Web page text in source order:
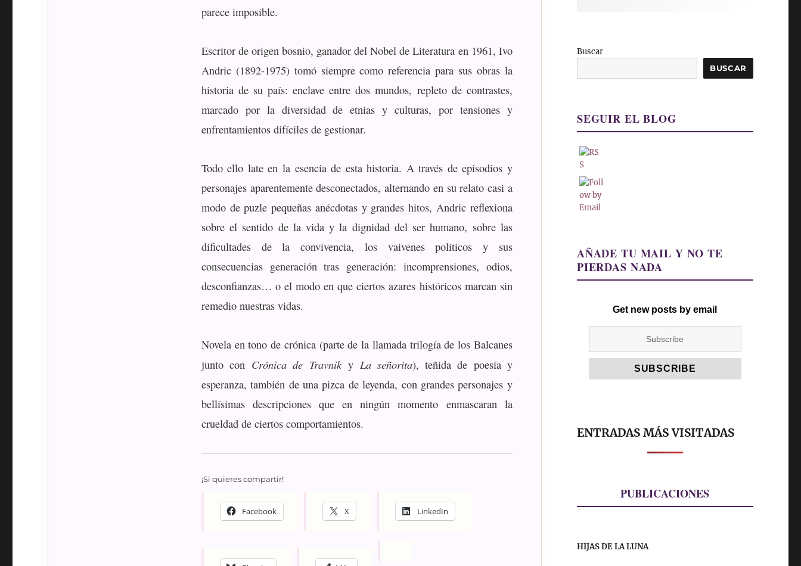
parece imposible.
Escritor de origen bosnio, ganador del Nobel de Literatura en 1961, Ivo
Andric (1892-1975) tomó siempre como referencia para sus obras la
historia de su país: enclave entre dos mundos, repleto de contrastes,
marcado por la diversidad de etnias y culturas, por tensiones y
enfrentamientos difíciles de gestionar.
Todo ello late en la esencia de esta historia. A través de episodios y
personajes aparentemente desconectados, alternando en su relato casi a
modo de puzle pequeñas anécdotas y grandes hitos, Andric reflexiona
sobre el sentido de la vida y la dignidad del ser humano, sobre las
dificultades de la convivencia, los vaivenes políticos y sus
consecuencias generación tras generación: incomprensiones, odios,
desconfianzas… o el modo en que ciertos azares históricos marcan sin
remedio nuestras vidas.
Novela en tono de crónica (parte de la llamada trilogía de los Balcanes
junto con Crónica de Travniky La señorita), teñida de poesía y
esperanza, también de una pizca de leyenda, con grandes personajes y
bellísimas descripciones que en ningún momento enmascaran la
crueldad de ciertos comportamientos.
¡Si quieres compartir!
Facebook X LinkedIn
Buscar
BUSCAR
SEGUIR EL BLOG
AÑADE TU MAIL Y NO TE
PIERDAS NADA
Get new posts by email
ENTRADAS MÁS VISITADAS
PUBLICACIONES
HIJAS DE LA LUNA